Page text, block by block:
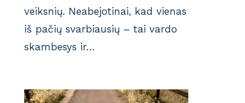
veiksnių. Neabejotinai, kad vienas
iš pačių svarbiausių – tai vardo
skambesys ir…